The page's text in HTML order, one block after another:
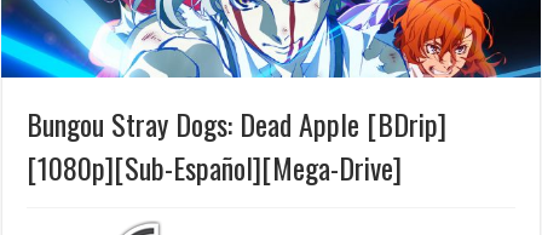
Bungou Stray Dogs: Dead Apple [BDrip]
[1080p][Sub-Español][Mega-Drive]